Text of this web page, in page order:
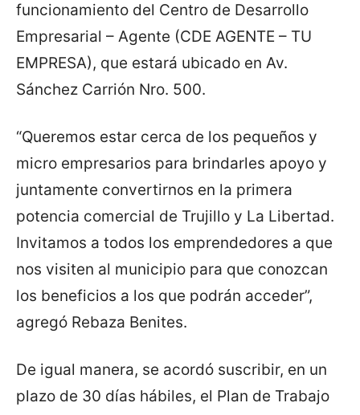
funcionamiento del Centro de Desarrollo
Empresarial – Agente (CDE AGENTE – TU
EMPRESA), que estará ubicado en Av.
Sánchez Carrión Nro. 500.
“Queremos estar cerca de los pequeños y
micro empresarios para brindarles apoyo y
juntamente convertirnos en la primera
potencia comercial de Trujillo y La Libertad.
Invitamos a todos los emprendedores a que
nos visiten al municipio para que conozcan
los beneficios a los que podrán acceder”,
agregó Rebaza Benites.
De igual manera, se acordó suscribir, en un
plazo de 30 días hábiles, el Plan de Trabajo